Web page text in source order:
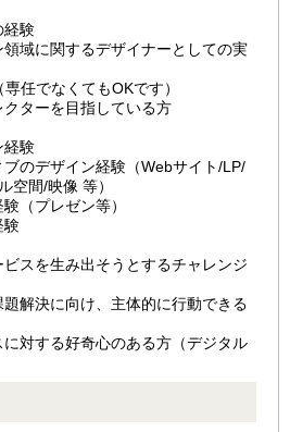
経験
領域に関するデザイナーとしての実
任でなくてもOKです）
クターを目指している方
経験
ブのデザイン経験（Webサイト/LP/
空間/映像 等）
（プレゼン等）
験
ビスを生み出そうとするチャレンジ
題解決に向け、主体的に行動できる
に対する好奇心のある方（デジタル